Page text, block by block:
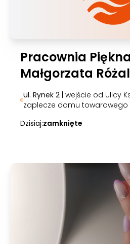
Pracownia Piękna
Małgorzata
ul. Rynek 2| wejście od ulicy
zaplecze domu towarowego
Dzisiaj:zamknięte